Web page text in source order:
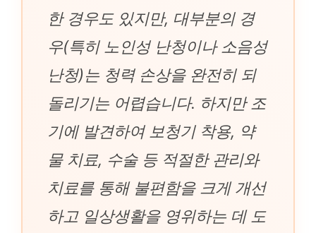
한 경우도 있지만, 대부분의 경
우(특히 노인성 난청이나 소음성
난청)는 청력 손상을 완전히 되
돌리기는 어렵습니다. 하지만 조
기에 발견하여 보청기 착용, 약
물 치료, 수술 등 적절한 관리와
치료를 통해 불편함을 크게 개선
하고 일상생활을 영위하는 데 도